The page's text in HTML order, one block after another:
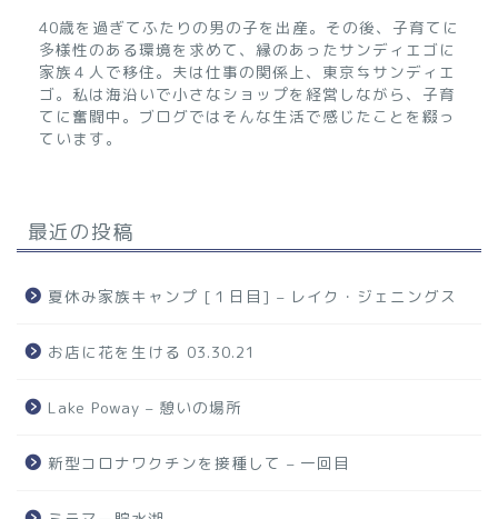
40歳を過ぎてふたりの男の子を出産。その後、子育てに
多様性のある環境を求めて、縁のあったサンディエゴに
家族４人で移住。夫は仕事の関係上、東京⇆サンディエ
ゴ。私は海沿いで小さなショップを経営しながら、子育
てに奮闘中。ブログではそんな生活で感じたことを綴っ
ています。
最近の投稿
夏休み家族キャンプ [１日目] – レイク・ジェニングス
お店に花を生ける 03.30.21
Lake Poway – 憩いの場所
新型コロナワクチンを接種して – 一回目